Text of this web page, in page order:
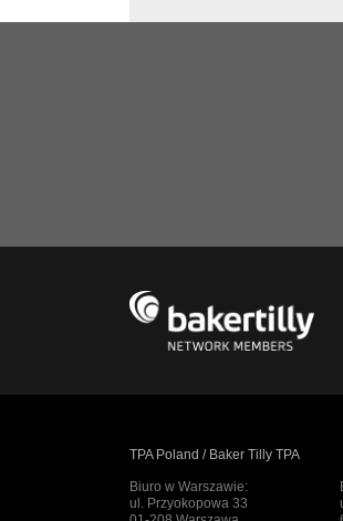
TPA Poland / Baker Tilly TPA
Biuro w Warszawie:
ul. Przyokopowa 33